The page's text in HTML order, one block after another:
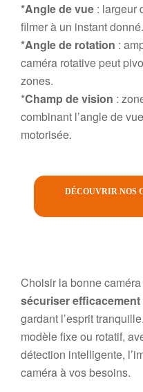
*Angle de vue : largeur
filmer à un instant donné.
*Angle de rotation :
caméra rotative peut
zones.
*Champ de vision :
combinant l’angle de
motorisée.
DÉCOUVRIR NOS
Choisir la bonne
sécuriser
gardant l’esprit
modèle fixe ou rotatif,
détection intelligente,
caméra à vos besoins.